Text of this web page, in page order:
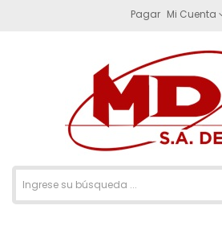
Pagar Mi Cuenta